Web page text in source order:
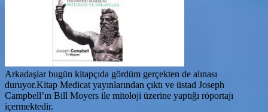
Arkadaşlar bugün kitapçıda gördüm gerçekten de alınası
duruyor.Kitap Medicat yayınlarından çıktı ve üstad Joseph
Campbell’ın Bill Moyers ile mitoloji üzerine yaptığı röportajı
içermektedir.